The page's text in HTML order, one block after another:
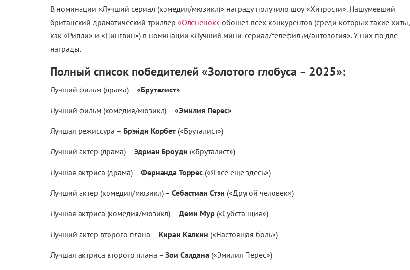
В номинации «Лучший сериал (комедия/мюзикл)» награду получило шоу «Хитрости». Нашумевший
британский драматический триллер «Олененок» обошел всех конкурентов (среди которых такие хиты,
как «Рипли» и «Пингвин») в номинации «Лучший мини-сериал/телефильм/антология». У них по две
награды.
Полный список победителей «Золотого глобуса – 2025»:
Лучший фильм (драма) – «Бруталист»
Лучший фильм (комедия/мюзикл) – «Эмилия Перес»
Лучшая режиссура – Брэйди Корбет («Бруталист»)
Лучший актер (драма) – Эдриан Броуди («Бруталист»)
Лучшая актриса (драма) – Фернанда Торрес («Я все еще здесь»)
Лучший актер (комедия/мюзикл) – Себастиан Стэн («Другой человек»)
Лучшая актриса (комедия/мюзикл) – Деми Мур («Субстанция»)
Лучший актер второго плана – Киран Калкин («Настоящая боль»)
Лучшая актриса второго плана – Зои Салдана («Эмилия Перес»)